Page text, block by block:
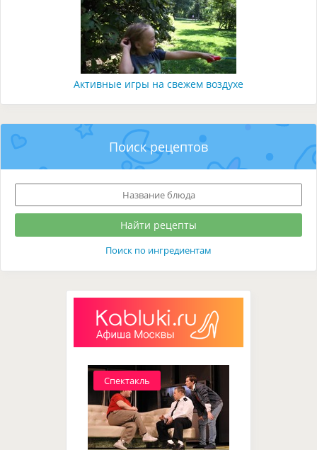
Активные игры на свежем воздухе
Поиск рецептов
Поиск по ингредиентам
Спектакль